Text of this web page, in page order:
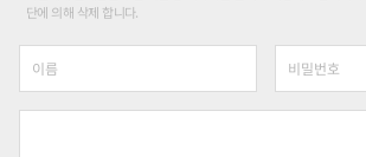
단에 의해 삭제 합니다.